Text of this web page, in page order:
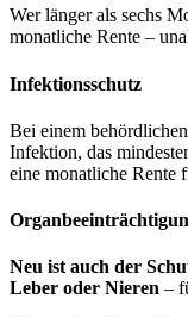
Wer länger als sechs
monatliche Rente –
Infektionsschutz
Bei einem
Infektion, das
eine monatliche Rente
Neu ist auch der
Leber oder Nieren –